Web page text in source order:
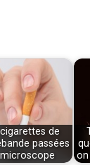
de
passées
on